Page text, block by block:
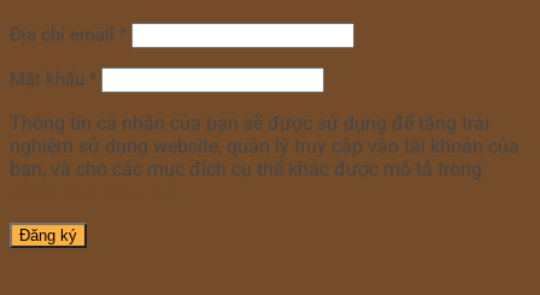
Địa chỉ email *
Mật khẩu *
Thông tin cá nhân của bạn sẽ được sử dụng để tăng trải
nghiệm sử dụng website, quản lý truy cập vào tài khoản của
bạn, và cho các mục đích cụ thể khác được mô tả trong
Đăng ký